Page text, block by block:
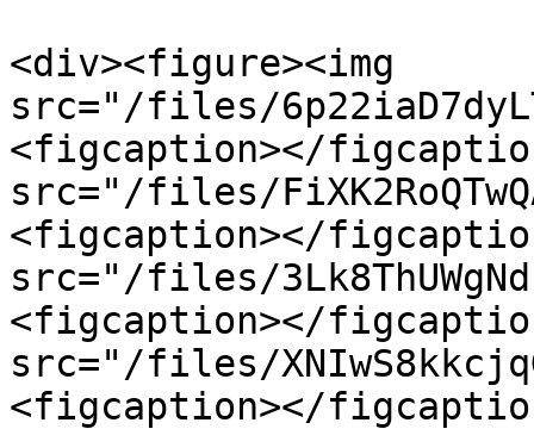
<div><figure><img
src="/files/
<figcaption></
src="/files/
<figcaption></
src="/files/
<figcaption></
src="/files/
<figcaption></